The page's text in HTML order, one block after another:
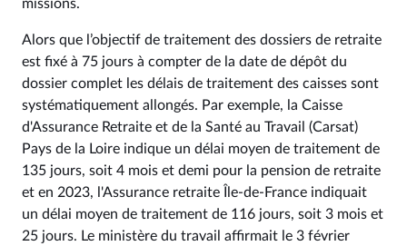
missions.
Alors que l’objectif de traitement des dossiers de retraite
est fixé à 75 jours à compter de la date de dépôt du
dossier complet les délais de traitement des caisses sont
systématiquement allongés. Par exemple, la Caisse
d'Assurance Retraite et de la Santé au Travail (Carsat)
Pays de la Loire indique un délai moyen de traitement de
135 jours, soit 4 mois et demi pour la pension de retraite
et en 2023, l'Assurance retraite Île-de-France indiquait
un délai moyen de traitement de 116 jours, soit 3 mois et
25 jours. Le ministère du travail affirmait le 3 février